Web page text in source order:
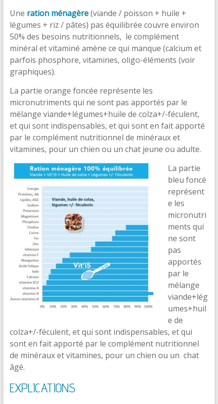
Une ration ménagère(viande / poisson + huile +
légumes + riz / pâtes) pas équilibrée couvre environ
50% des besoins nutritionnels, le complément
minéral et vitaminé amène ce qui manque (calcium et
parfois phosphore, vitamines, oligo-éléments (voir
graphiques).
La partie orange foncée représente les
micronutriments qui ne sont pas apportés par le
mélange viande+légumes+huile de colza+/-féculent,
et qui sont indispensables, et qui sont en fait apporté
par le complément nutritionnel de minéraux et
vitamines, pour un chien ou un chat jeune ou adulte.
La partie
bleu foncé
représent
e les
micronutri
ments qui
ne sont
pas
apportés
par le
mélange
viande+lég
umes+huil
e de
colza+/-féculent, et qui sont indispensables, et qui
sont en fait apporté par le complément nutritionnel
de minéraux et vitamines, pour un chien ou un chat
âgé.
EXPLICATIONS